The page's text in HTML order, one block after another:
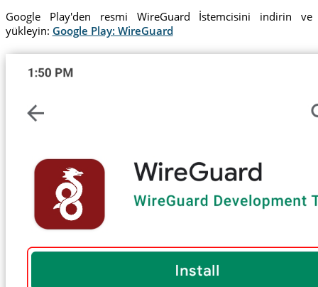
Google Play'den resmi WireGuard İstemcisini indirin ve
yükleyin: Google Play: WireGuard